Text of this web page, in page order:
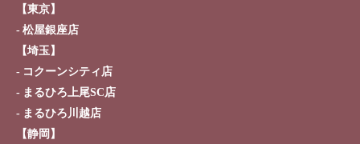
【東京】
松屋銀座店
【埼玉】
コクーンシティ店
まるひろ上尾SC店
まるひろ川越店
【静岡】